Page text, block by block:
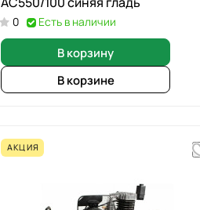
0 Есть в наличии
В корзину
В корзине
АКЦИЯ